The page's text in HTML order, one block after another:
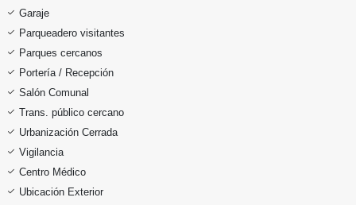
Garaje
Parqueadero visitantes
Parques cercanos
Portería / Recepción
Salón Comunal
Trans. público cercano
Urbanización Cerrada
Vigilancia
Centro Médico
Ubicación Exterior